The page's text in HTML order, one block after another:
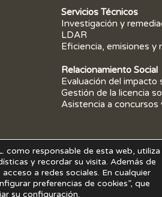
Servicios Técnicos
Investigación y
LDAR
Eficiencia, emisiones y
Relacionamiento Social
Evaluación del impacto
Gestión de la licencia
Asistencia a concursos
POLÍTICA DE PRIVACIDAD
Copyright 2026
como responsable de esta web, utiliza
y recordar su visita. Además de
a redes sociales. En cualquier
preferencias de cookies”, que
su configuración.